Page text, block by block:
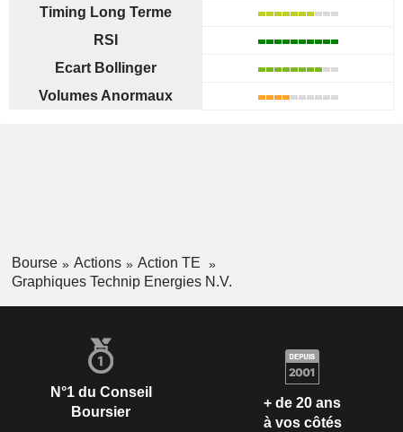
Timing Long Terme
RSI
Ecart Bollinger
Volumes Anormaux
Bourse Actions
Action TE
Graphiques Technip Energies N.V.
N°1 du Conseil
Boursier
+ de 20 ans
à vos côtés